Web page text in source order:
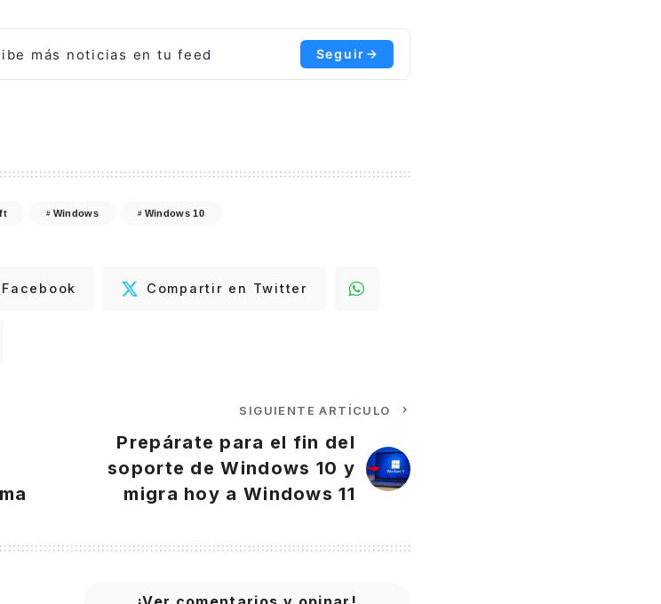
más noticias en tu feed Seguir
Windows Windows 10
Compartir en Twitter
SIGUIENTE ARTÍCULO
Prepárate para el fin del
soporte de Windows 10 y
migra hoy a Windows 11